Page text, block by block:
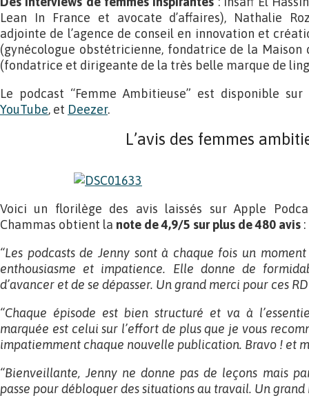
Lean In France et avocate d’affaires), Nathalie
adjointe de l’agence de conseil en innovation et
(gynécologue obstétricienne, fondatrice de la Maison
(fondatrice et dirigeante de la très belle marque de
Le podcast “Femme Ambitieuse” est disponible sur
YouTube, et Deezer.
L’avis des femmes
Voici un florilège des avis laissés sur Apple
Chammas obtient la note de 4,9/5 sur plus de 480 avis :
“Les podcasts de Jenny sont à chaque fois un
enthousiasme et impatience. Elle donne de
d’avancer et de se dépasser. Un grand merci pour ces
“Chaque épisode est bien structuré et va à
marquée est celui sur l’effort de plus que je vous
impatiemment chaque nouvelle publication. Bravo ! et
“Bienveillante, Jenny ne donne pas de leçons mais
passe pour débloquer des situations au travail. Un grand